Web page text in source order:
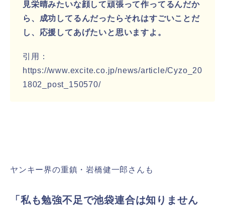
見栄晴みたいな顔して頑張って作ってるんだか
ら、成功してるんだったらそれはすごいことだ
し、応援してあげたいと思いますよ。
引用：
https://www.excite.co.jp/news/article/Cyzo_20
1802_post_150570/
ヤンキー界の重鎮・岩橋健一郎さんも
「私も勉強不足で池袋連合は知りません